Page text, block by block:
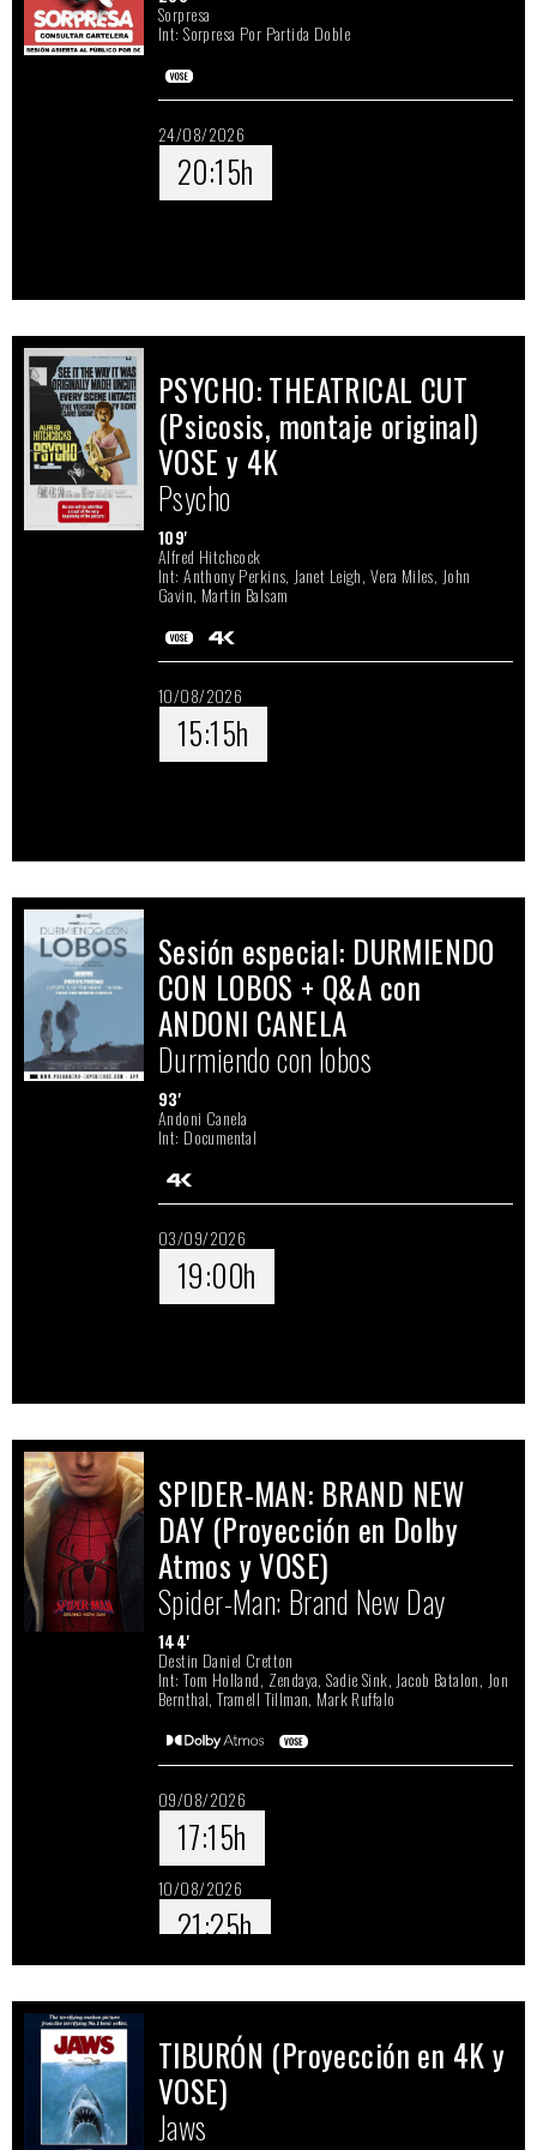
Sorpresa
Int: Sorpresa Por Partida Doble
24/08/2026
20:15h
PSYCHO: THEATRICAL CUT
(Psicosis, montaje original)
VOSE y 4K
Psycho
109'
Alfred Hitchcock
Int: Anthony Perkins, Janet Leigh, Vera Miles, John
Gavin, Martin Balsam
10/08/2026
15:15h
Sesión especial: DURMIENDO
CON LOBOS + Q&A con
ANDONI CANELA
Durmiendo con lobos
93'
Andoni Canela
Int: Documental
03/09/2026
19:00h
SPIDER-MAN: BRAND NEW
DAY (Proyección en Dolby
Atmos y VOSE)
Spider-Man: Brand New Day
144'
Destin Daniel Cretton
Int: Tom Holland, Zendaya, Sadie Sink, Jacob Batalon, Jon
Bernthal, Tramell Tillman, Mark Ruffalo
09/08/2026
17:15h
10/08/2026
21:25h
18:50h
12/08/2026
17:40h
TIBURÓN (Proyección en 4K y
VOSE)
Jaws